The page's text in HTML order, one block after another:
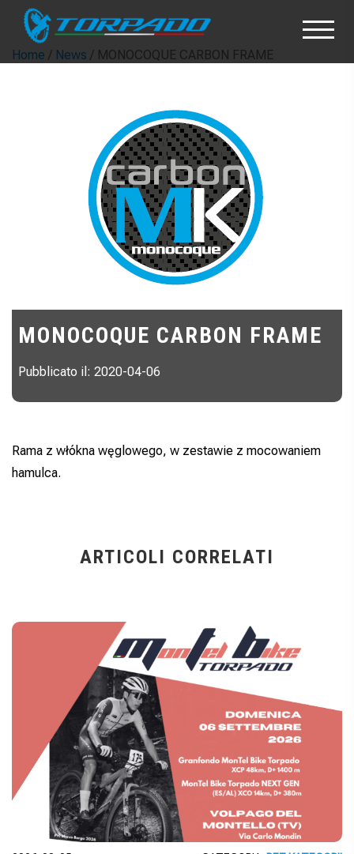
Home / News / MONOCOQUE CARBON FRAME
MONOCOQUE CARBON FRAME
Pubblicato il: 2020-04-06
Rama z włókna węglowego, w zestawie z mocowaniem
hamulca.
ARTICOLI CORRELATI